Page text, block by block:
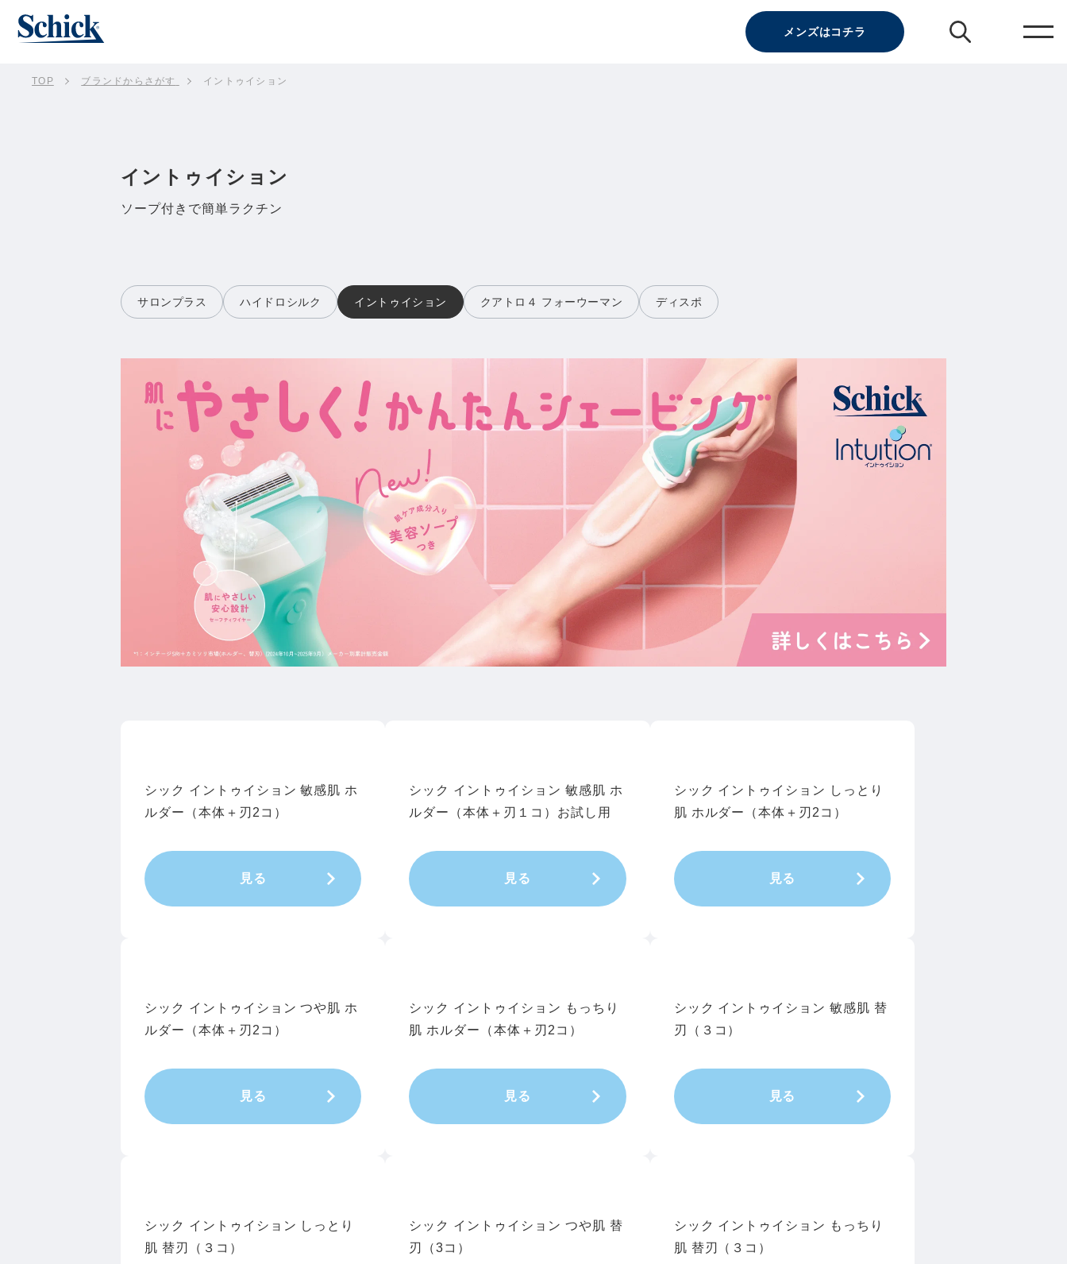
メンズはコチラ
TOP ブランドからさがす イントゥイション
イントゥイション
ソープ付きで簡単ラクチン
サロンプラス ハイドロシルク イントゥイション クアトロ４ フォーウーマン ディスポ
シック イントゥイション 敏感肌 ホ
ルダー（本体＋刃2コ）
見る
シック イントゥイション 敏感肌 ホ
ルダー（本体＋刃１コ）お試し用
見る
シック イントゥイション しっとり
肌 ホルダー（本体＋刃2コ）
見る
シック イントゥイション つや肌 ホ
ルダー（本体＋刃2コ）
見る
シック イントゥイション もっちり
肌 ホルダー（本体＋刃2コ）
見る
シック イントゥイション 敏感肌 替
刃（３コ）
見る
シック イントゥイション しっとり
肌 替刃（３コ）
シック イントゥイション つや肌 替
刃（3コ）
シック イントゥイション もっちり
肌 替刃（３コ）